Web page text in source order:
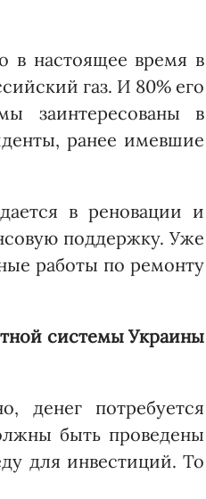
в настоящее время в
газ. И 80% его
заинтересованы в
ранее имевшие
в реновации и
поддержку. Уже
работы по ремонту
системы Украины
денег потребуется
быть проведены
для инвестиций. То